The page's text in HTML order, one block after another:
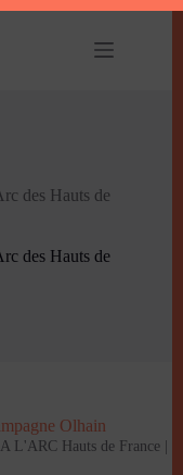
des Hauts de
des Hauts de
Olhain
L'ARC Hauts de France